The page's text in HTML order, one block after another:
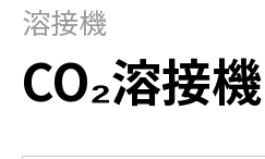
溶接機
CO₂溶接機